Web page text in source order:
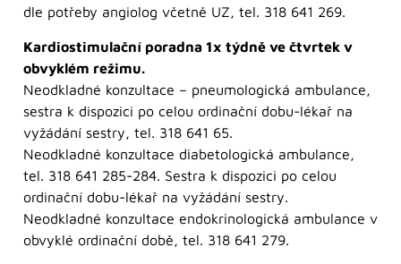
dle potřeby angiolog včetně UZ, tel. 318 641 269.
Kardiostimulační poradna 1x týdně ve čtvrtek v
obvyklém režimu.
Neodkladné konzultace – pneumologická ambulance,
sestra k dispozici po celou ordinační dobu-lékař na
vyžádání sestry, tel. 318 641 65.
Neodkladné konzultace diabetologická ambulance,
tel. 318 641 285-284. Sestra k dispozici po celou
ordinační dobu-lékař na vyžádání sestry.
Neodkladné konzultace endokrinologická ambulance v
obvyklé ordinační době, tel. 318 641 279.